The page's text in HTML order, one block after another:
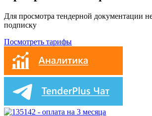
Для просмотра тендерной документации
подписку
Посмотреть тарифы